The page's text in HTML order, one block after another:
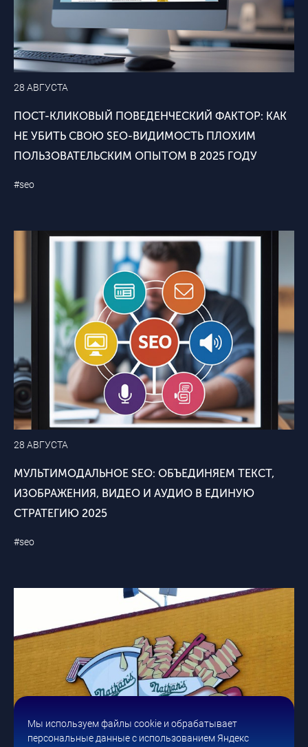
28 АВГУСТА
ПОСТ-КЛИКОВЫЙ ПОВЕДЕНЧЕСКИЙ ФАКТОР: КАК
НЕ УБИТЬ СВОЮ SEO-ВИДИМОСТЬ ПЛОХИМ
ПОЛЬЗОВАТЕЛЬСКИМ ОПЫТОМ В 2025 ГОДУ
#seo
28 АВГУСТА
МУЛЬТИМОДАЛЬНОЕ SEO: ОБЪЕДИНЯЕМ ТЕКСТ,
ИЗОБРАЖЕНИЯ, ВИДЕО И АУДИО В ЕДИНУЮ
СТРАТЕГИЮ 2025
#seo
Мы используем файлы cookie и обрабатывает
персональные данные с использованием Яндекс